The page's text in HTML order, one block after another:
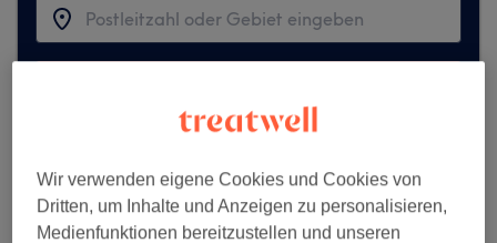
Mehr Salons anzeigen
Wir verwenden eigene Cookies und Cookies von
Dritten, um Inhalte und Anzeigen zu personalisieren,
Medienfunktionen bereitzustellen und unseren